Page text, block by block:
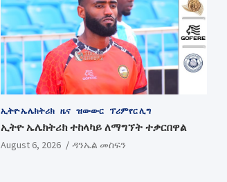
ኢትዮ ኤሌክትሪክ ዜና ዝውውር ፕሪምየር ሊግ
ኢትዮ ኤሌክትሪክ ተከላካይ ለማግኘት ተቃርበዋል
August 6, 2026 ዳንኤል መስፍን